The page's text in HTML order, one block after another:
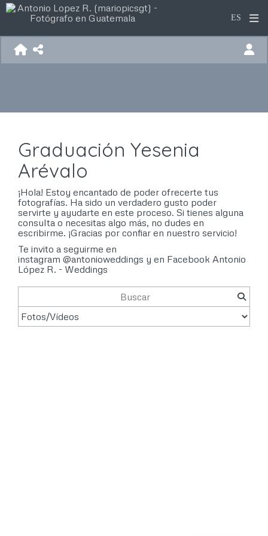
Graduación Yesenia
Arévalo
¡Hola! Estoy encantado de poder ofrecerte tus
fotografías. Ha sido un verdadero gusto poder
servirte y ayudarte en este proceso. Si tienes alguna
consulta o necesitas algo más, no dudes en
escribirme. ¡Gracias por confiar en nuestro servicio!
Te invito a seguirme en
instagram @antonioweddings y en Facebook Antonio
López R. - Weddings